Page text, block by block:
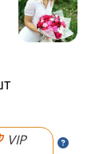
VIP